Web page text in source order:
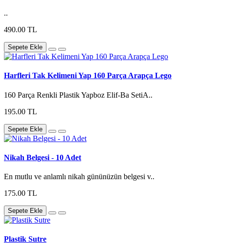
..
490.00 TL
Sepete Ekle
Harfleri Tak Kelimeni Yap 160 Parça Arapça Lego
160 Parça Renkli Plastik Yapboz Elif-Ba SetiA..
195.00 TL
Sepete Ekle
Nikah Belgesi - 10 Adet
En mutlu ve anlamlı nikah gününüzün belgesi v..
175.00 TL
Sepete Ekle
Plastik Sutre